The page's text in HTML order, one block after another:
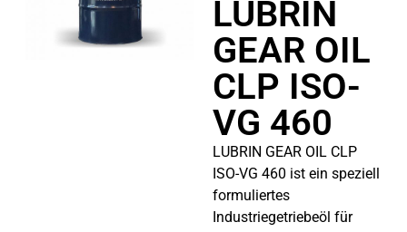
LUBRIN
GEAR OIL
CLP ISO-
VG 460
LUBRIN GEAR OIL CLP
ISO-VG 460 ist ein speziell
formuliertes
Industriegetriebeöl für